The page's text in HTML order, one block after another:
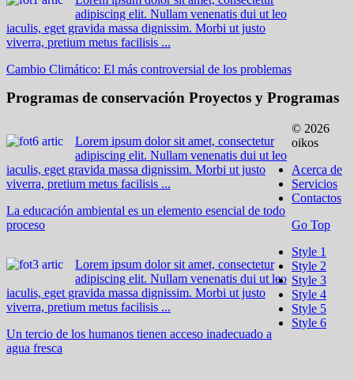
adipiscing elit. Nullam venenatis dui ut leo
iaculis, eget gravida massa dignissim. Morbi ut justo
viverra, pretium metus facilisis ...
Cambio Climático: El más controversial de los problemas
Programas de conservación Proyectos y Programas
Lorem ipsum dolor sit amet, consectetur
adipiscing elit. Nullam venenatis dui ut leo
iaculis, eget gravida massa dignissim. Morbi ut justo
viverra, pretium metus facilisis ...
La educación ambiental es un elemento esencial de todo
proceso
Lorem ipsum dolor sit amet, consectetur
adipiscing elit. Nullam venenatis dui ut leo
iaculis, eget gravida massa dignissim. Morbi ut justo
viverra, pretium metus facilisis ...
Un tercio de los humanos tienen acceso inadecuado a
agua fresca
© 2026
oikos
Acerca de
Servicios
Contactos
Go Top
Style 1
Style 2
Style 3
Style 4
Style 5
Style 6